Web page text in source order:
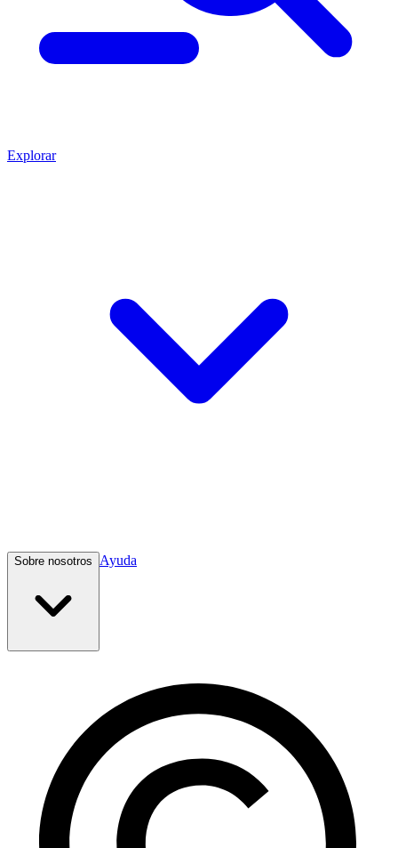
Explorar
Sobre nosotros Ayuda